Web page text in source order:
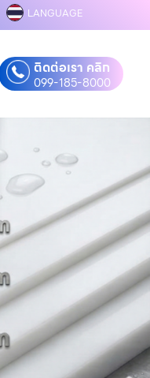
LANGUAGE
ติดต่อเรา คลิก
099-185-8000